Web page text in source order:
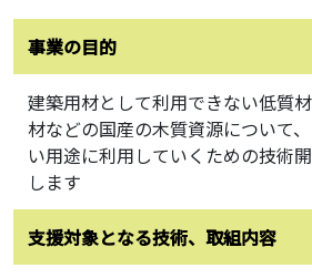
事業の目的
建築用材として利用できない低質
材などの国産の木質資源について
い用途に利用していくための技術
します
支援対象となる技術、取組内容